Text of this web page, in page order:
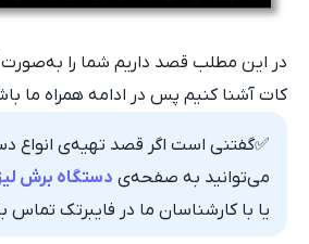
در این مطلب قصد داریم شما را
کات آشنا کنیم پس در ادامه همراه ما
✅گفتنی است اگر قصد تهیه‌ی انواع
می‌توانید به صفحه‌ی دستگاه برش
یا با کارشناسان ما در فایبرتک تماس